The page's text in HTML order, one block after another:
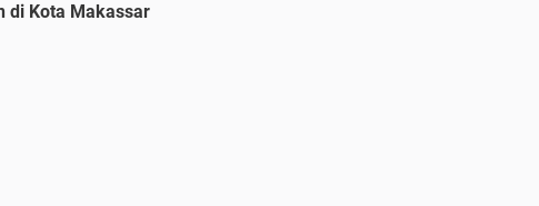
di Kota Makassar